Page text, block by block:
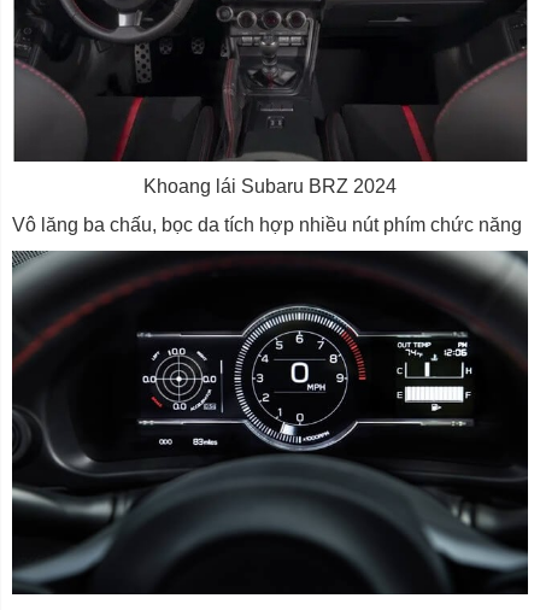
Khoang lái Subaru BRZ 2024
Vô lăng ba chấu, bọc da tích hợp nhiều nút phím chức năng